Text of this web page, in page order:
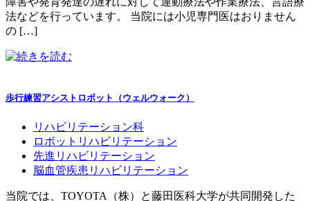
法などを行っています。 当院には小児専門医はおりません
の […]
歩行練習アシストロボット（ウェルウォーク）
リハビリテーション科
ロボットリハビリテーション
先進リハビリテーション
脳血管疾患リハビリテーション
当院では、TOYOTA（株）と藤田医科大学が共同開発した